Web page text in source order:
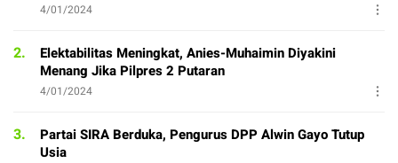
4/01/2024
2.
Elektabilitas Meningkat, Anies-Muhaimin Diyakini
Menang Jika Pilpres 2 Putaran
4/01/2024
3.
Partai SIRA Berduka, Pengurus DPP Alwin Gayo Tutup
Usia